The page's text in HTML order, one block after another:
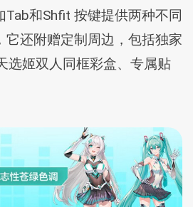
Tab和Shfit 按键提供两种不同
它还附赠定制周边，包括独家
选姬双人同框彩盒、专属贴